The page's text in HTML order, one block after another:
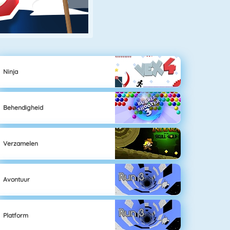
Ninja
Behendigheid
Verzamelen
Avontuur
Platform